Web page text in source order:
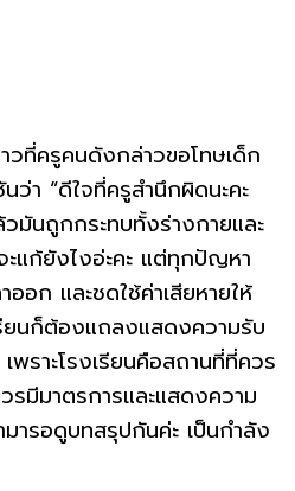
ที่ครูคนดังกล่าวขอโทษเด็ก
า “ดีใจที่ครูสำนึกผิดนะคะ
วมันถูกกระทบทั้งร่างกายและ
แก้ยังไงอ่ะคะ แต่ทุกปัญหา
อก และชดใช้ค่าเสียหายให้
ยนก็ต้องแถลงแสดงความรับ
ราะโรงเรียนคือสถานที่ที่ควร
มีมาตรการและแสดงความ
ารอดูบทสรุปกันค่ะ เป็นกำลัง